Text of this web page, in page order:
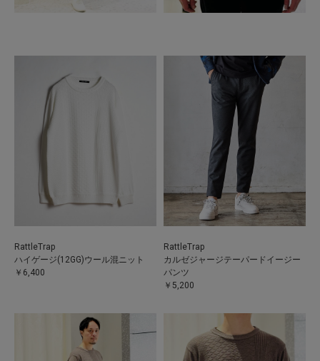
RattleTrap
ハイゲージ(12GG)ウール混ニット
￥6,400
RattleTrap
カルゼジャージテーパードイージー
パンツ
￥5,200